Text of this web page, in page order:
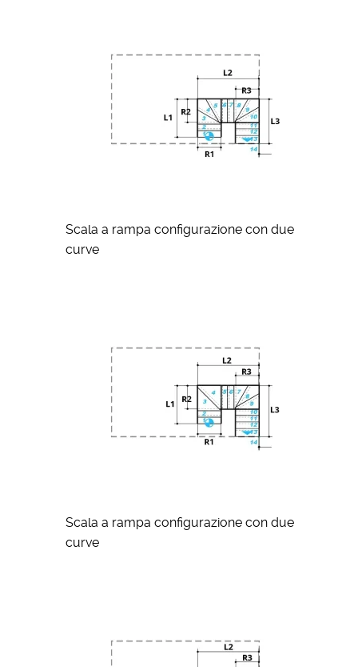
Scala a rampa configurazione con due
curve
Scala a rampa configurazione con due
curve